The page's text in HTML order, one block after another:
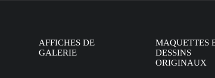
AFFICHES DE
GALERIE
MAQUETTES
DESSINS
ORIGINAUX